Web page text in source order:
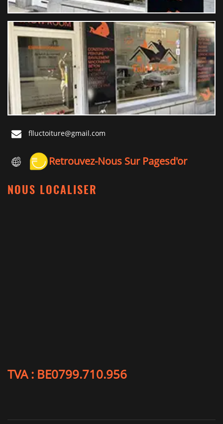
flluctoiture@gmail.com
Retrouvez-Nous Sur Pagesd'or
NOUS LOCALISER
TVA : BE0799.710.956